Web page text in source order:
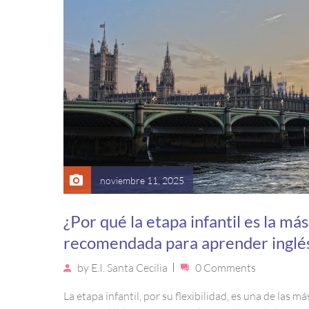
noviembre 11, 2025
¿Por qué la etapa infantil es la más
recomendada para aprender
by E.I. Santa Cecilia 0 Comments
La etapa infantil, por su flexibilidad, es una de las